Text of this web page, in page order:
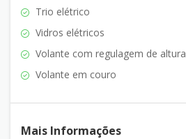
Trio elétrico
Vidros elétricos
Volante com regulagem de altura
Volante em couro
Mais Informações